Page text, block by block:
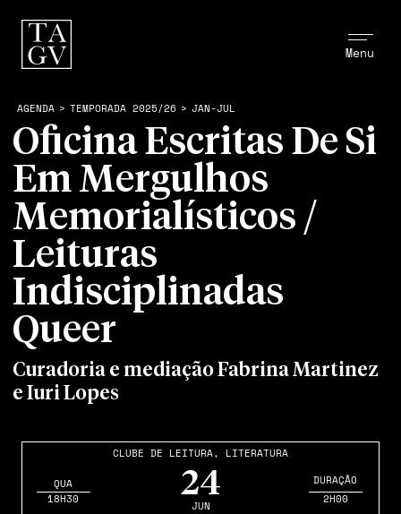
Menu
CLUBE DE LEITURA, LITERATURA
24
JUN
QUA
18H30
DURAÇÃO
2H00
AGENDA > TEMPORADA 2025/26 > JAN-JUL
Oficina Escritas De Si
Em Mergulhos
Memorialísticos /
Leituras
Indisciplinadas
Queer
Curadoria e mediação Fabrina Martinez
e Iuri Lopes